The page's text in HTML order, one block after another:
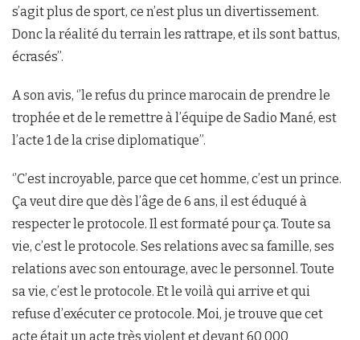
s’agit plus de sport, ce n’est plus un divertissement.
Donc la réalité du terrain les rattrape, et ils sont battus,
écrasés’’.
A son avis, ‘’le refus du prince marocain de prendre le
trophée et de le remettre à l’équipe de Sadio Mané, est
l’acte 1 de la crise diplomatique’’.
‘’C’est incroyable, parce que cet homme, c’est un prince.
Ça veut dire que dès l’âge de 6 ans, il est éduqué à
respecter le protocole. Il est formaté pour ça. Toute sa
vie, c’est le protocole. Ses relations avec sa famille, ses
relations avec son entourage, avec le personnel. Toute
sa vie, c’est le protocole. Et le voilà qui arrive et qui
refuse d’exécuter ce protocole. Moi, je trouve que cet
acte était un acte très violent et devant 60 000